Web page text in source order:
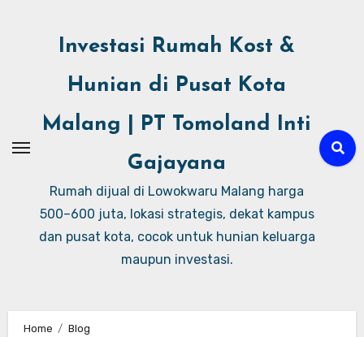
Investasi Rumah Kost &
Hunian di Pusat Kota
Malang | PT Tomoland Inti
Gajayana
Rumah dijual di Lowokwaru Malang harga
500–600 juta, lokasi strategis, dekat kampus
dan pusat kota, cocok untuk hunian keluarga
maupun investasi.
Home
Blog